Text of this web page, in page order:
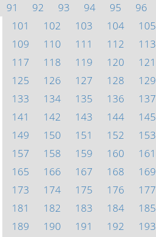
91
92 93 94 95 96
101
102 103 104 105
109
110 111 112 113
117
118 119 120 121
125
126 127 128 129
133
134 135 136 137
141
142 143 144 145
149
150 151 152 153
157
158 159 160 161
165
166 167 168 169
173
174 175 176 177
181
182 183 184 185
189
190 191 192 193